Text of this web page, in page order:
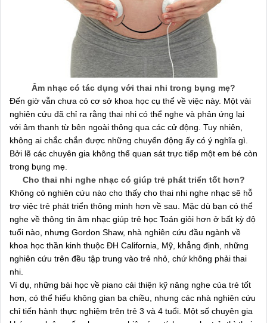
Âm nhạc có tác dụng với thai nhi trong bụng mẹ?
Đến giờ vẫn chưa có cơ sở khoa học cụ thể về việc này. Một vài
nghiên cứu đã chỉ ra rằng thai nhi có thể nghe và phản ứng lại
với âm thanh từ bên ngoài thông qua các cử động. Tuy nhiên,
không ai chắc chắn được những chuyển động ấy có ý nghĩa gì.
Bởi lẽ các chuyên gia không thể quan sát trực tiếp một em bé còn
trong bụng mẹ.
Cho thai nhi nghe nhạc có giúp trẻ phát triển tốt hơn?
Không có nghiên cứu nào cho thấy cho thai nhi nghe nhạc sẽ hỗ
trợ việc trẻ phát triển thông minh hơn về sau. Mặc dù bạn có thể
nghe về thông tin âm nhạc giúp trẻ học Toán giỏi hơn ở bất kỳ độ
tuổi nào, nhưng Gordon Shaw, nhà nghiên cứu đầu ngành về
khoa học thần kinh thuộc ĐH California, Mỹ, khẳng định, những
nghiên cứu trên đều tập trung vào trẻ nhỏ, chứ không phải thai
nhi.
Ví dụ, những bài học về piano cải thiện kỹ năng nghe của trẻ tốt
hơn, có thể hiểu không gian ba chiều, nhưng các nhà nghiên cứu
chỉ tiến hành thực nghiệm trên trẻ 3 và 4 tuổi. Một số chuyên gia